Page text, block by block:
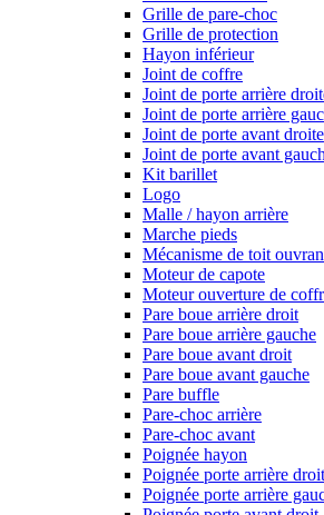
Grille de pare-choc
Grille de protection
Hayon inférieur
Joint de coffre
Joint de porte arrière
Joint de porte arrière
Joint de porte avant droite
Joint de porte avant
Kit barillet
Logo
Malle / hayon arrière
Marche pieds
Mécanisme de toit
Moteur de capote
Moteur ouverture de
Pare boue arrière droit
Pare boue arrière gauche
Pare boue avant droit
Pare boue avant gauche
Pare buffle
Pare-choc arrière
Pare-choc avant
Poignée hayon
Poignée porte arrière droit
Poignée porte arrière